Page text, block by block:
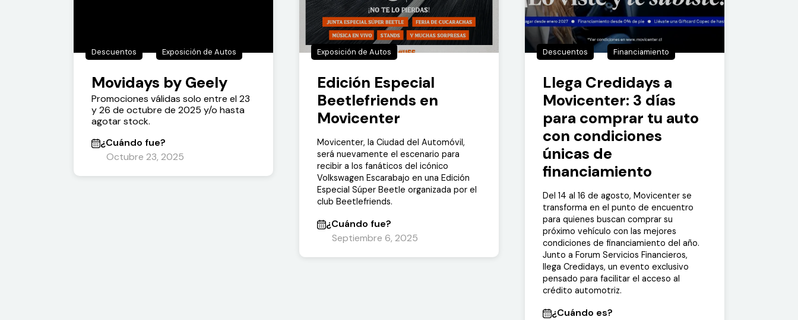
Descuentos Exposición de Autos
Movidays by Geely
Promociones válidas solo entre el 23
y 26 de octubre de 2025 y/o hasta
agotar stock.
¿Cuándo fue?
Octubre 23, 2025
Exposición de Autos
Edición Especial
Beetlefriends en
Movicenter
Movicenter, la Ciudad del Automóvil,
será nuevamente el escenario para
recibir a los fanáticos del icónico
Volkswagen Escarabajo en una Edición
Especial Súper Beetle organizada por el
club Beetlefriends.
¿Cuándo fue?
Septiembre 6, 2025
Descuentos Financiamiento
Llega Credidays a
Movicenter: 3 días
para comprar tu auto
con condiciones
únicas de
financiamiento
Del 14 al 16 de agosto, Movicenter se
transforma en el punto de encuentro
para quienes buscan comprar su
próximo vehículo con las mejores
condiciones de financiamiento del año.
Junto a Forum Servicios Financieros,
llega Credidays, un evento exclusivo
pensado para facilitar el acceso al
crédito automotriz.
¿Cuándo es?